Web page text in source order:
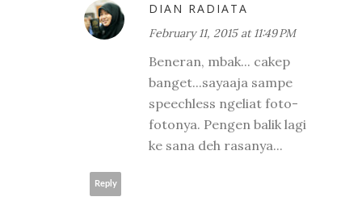
DIAN RADIATA
February 11, 2015 at 11:49 PM
Beneran, mbak... cakep
banget...sayaaja sampe
speechless ngeliat foto-
fotonya. Pengen balik lagi
ke sana deh rasanya...
Reply